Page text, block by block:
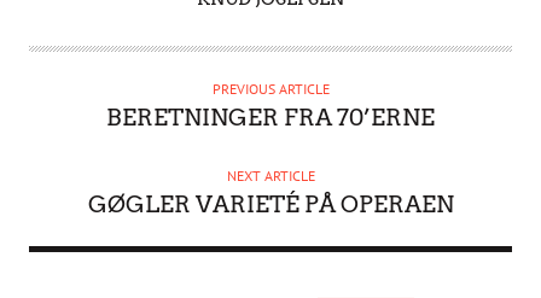
T
PREVIOUS ARTICLE
BERETNINGER FRA 70’ERNE
NEXT ARTICLE
GØGLER VARIETÉ PÅ OPERAEN